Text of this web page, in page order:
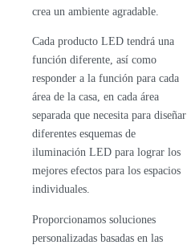
crea un ambiente agradable.
Cada producto LED tendrá una
función diferente, así como
responder a la función para cada
área de la casa, en cada área
separada que necesita para diseñar
diferentes esquemas de
iluminación LED para lograr los
mejores efectos para los espacios
individuales.
Proporcionamos soluciones
personalizadas basadas en las